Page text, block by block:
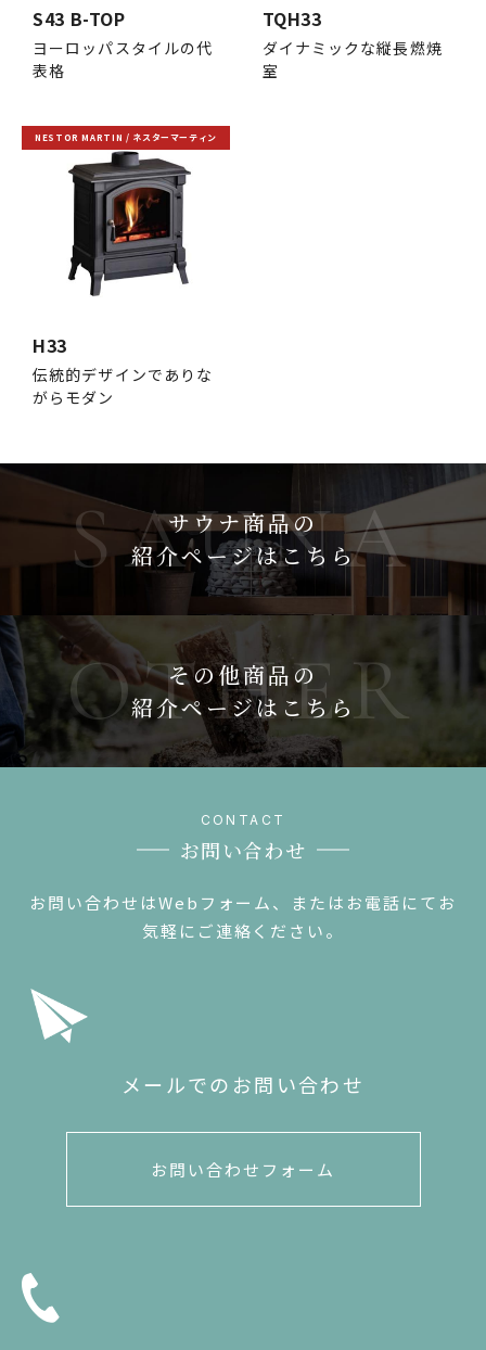
S43 B-TOP
ヨーロッパスタイルの代
表格
TQH33
ダイナミックな縦長燃焼
室
NESTOR MARTIN / ネスターマーティン
H33
伝統的デザインでありな
がらモダン
サウナ商品の
紹介ページはこちら
その他商品の
紹介ページはこちら
お問い合わせ
お問い合わせはWebフォーム、またはお電話にてお
気軽にご連絡ください。
メールでのお問い合わせ
お問い合わせフォーム